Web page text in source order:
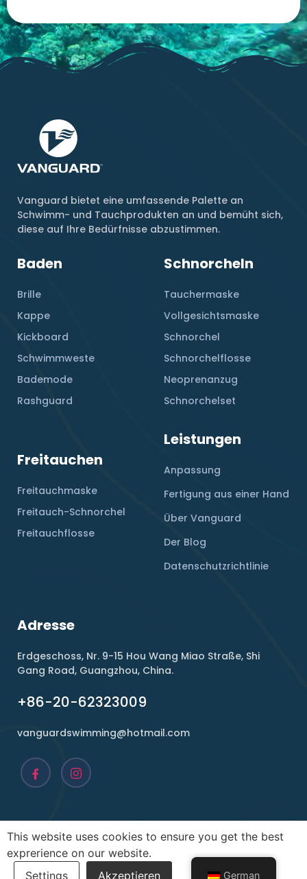
Vanguard bietet eine umfassende Palette an
Schwimm- und Tauchprodukten an und bemüht sich,
diese auf Ihre Bedürfnisse abzustimmen.
Baden
Brille
Kappe
Kickboard
Schwimmweste
Bademode
Rashguard
Schnorcheln
Tauchermaske
Vollgesichtsmaske
Schnorchel
Schnorchelflosse
Neoprenanzug
Schnorchelset
Freitauchen
Freitauchmaske
Freitauch-Schnorchel
Freitauchflosse
Leistungen
Anpassung
Fertigung aus einer Hand
Über Vanguard
Der Blog
Datenschutzrichtlinie
Adresse
Erdgeschoss, Nr. 9-15 Hou Wang Miao Straße, Shi
Gang Road, Guangzhou, China.
+86-20-62323009
vanguardswimming@hotmail.com
Copyright ©2026 , Vanguard. Alle Rechte vorbehalten.
LEISTUNG DURCHUnvollkommenheit
German
This website uses cookies to ensure you get the best
exprerience on our website.